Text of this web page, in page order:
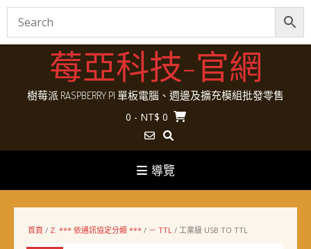
Skip
莓亞科技-官網
樹莓派 RASPBERRY PI 單板電腦、週邊及擴充模組批發零售
0 - NT$ 0
導覽
首頁 / Z. *** 依通訊協定分類 *** / － TTL / 工業級 USB TO TTL